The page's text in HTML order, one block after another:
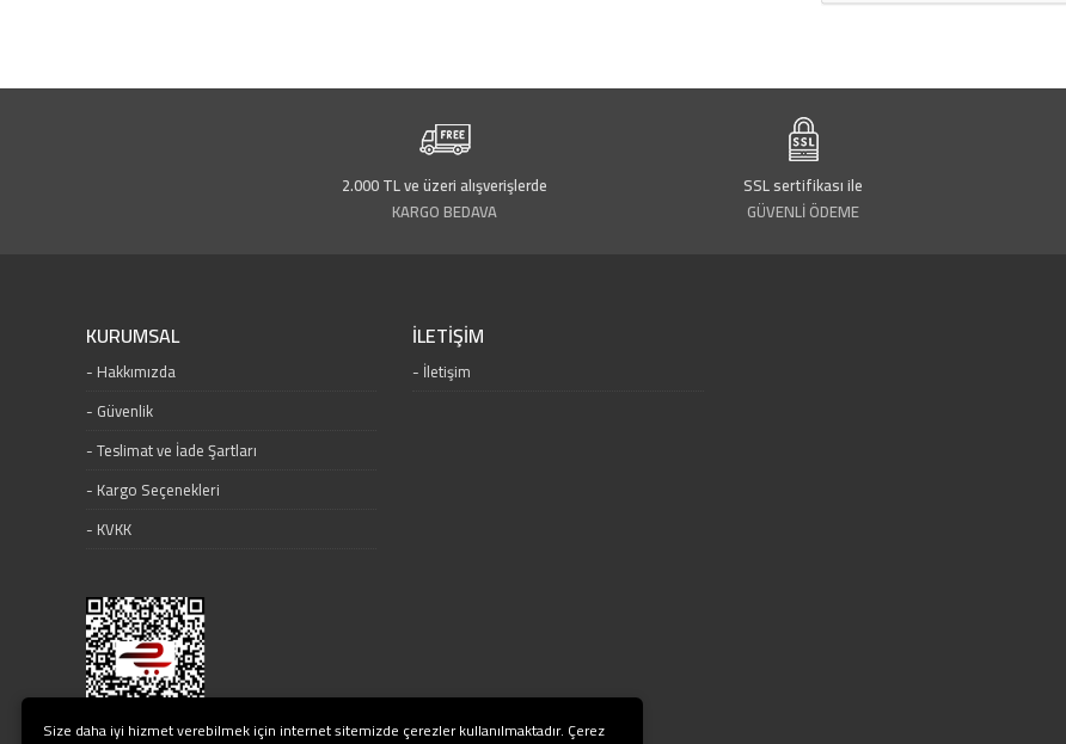
2.000 TL ve üzeri alışverişlerde
KARGO BEDAVA
SSL sertifikası ile
GÜVENLİ ÖDEME
KURUMSAL
Hakkımızda
Güvenlik
Teslimat ve İade Şartları
Kargo Seçenekleri
KVKK
İLETİŞİM
İletişim
Size daha iyi hizmet verebilmek için internet sitemizde çerezler kullanılmaktadır. Çerez